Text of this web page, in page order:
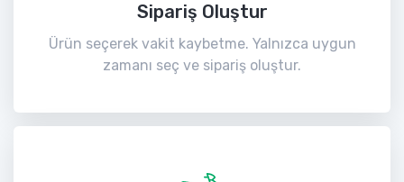
Sipariş Oluştur
Ürün seçerek vakit kaybetme. Yalnızca uygun
zamanı seç ve sipariş oluştur.